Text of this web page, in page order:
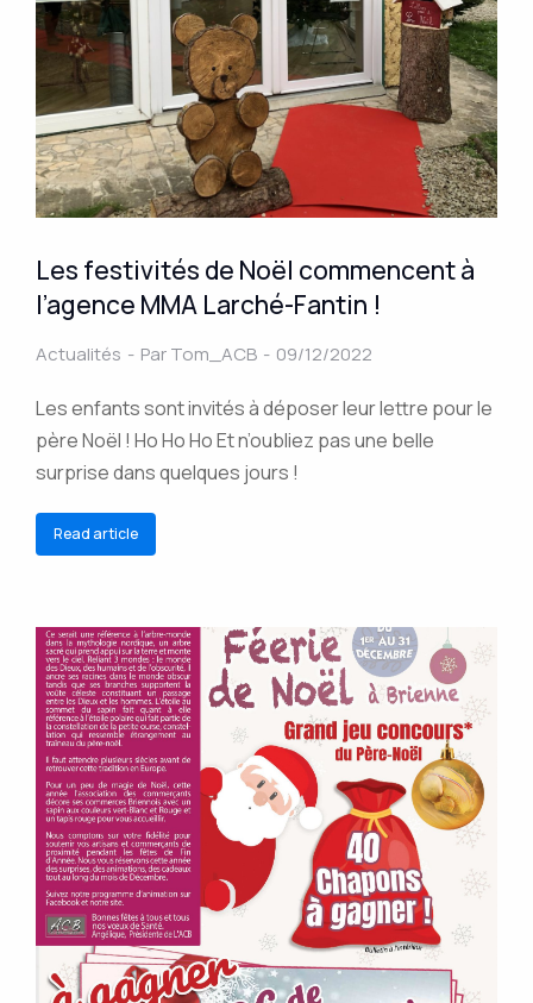
Les festivités de Noël commencent à
l’agence MMA Larché-Fantin !
Actualités ParTom_ACB 09/12/2022
Les enfants sont invités à déposer leur lettre pour le
père Noël ! Ho Ho Ho Et n’oubliez pas une belle
surprise dans quelques jours !
Read article